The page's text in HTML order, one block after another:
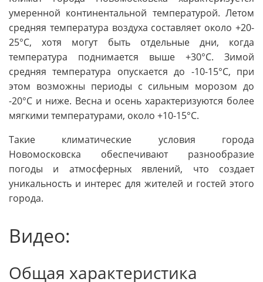
умеренной континентальной температурой. Летом
средняя температура воздуха составляет около +20-
25°C, хотя могут быть отдельные дни, когда
температура поднимается выше +30°C. Зимой
средняя температура опускается до -10-15°C, при
этом возможны периоды с сильным морозом до
-20°C и ниже. Весна и осень характеризуются более
мягкими температурами, около +10-15°C.
Такие климатические условия города
Новомосковска обеспечивают разнообразие
погоды и атмосферных явлений, что создает
уникальность и интерес для жителей и гостей этого
города.
Видео:
Общая характеристика